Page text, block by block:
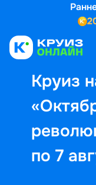
Круиз
по 7